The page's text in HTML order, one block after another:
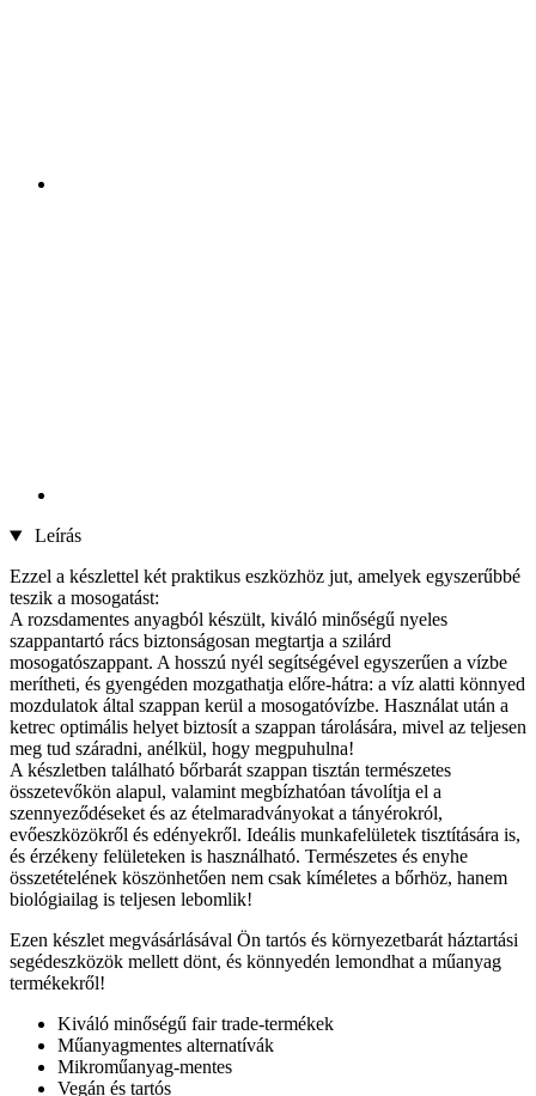
Leírás
Ezzel a készlettel két praktikus eszközhöz jut, amelyek egyszerűbbé
teszik a mosogatást:
A rozsdamentes anyagból készült, kiváló minőségű nyeles
szappantartó rács biztonságosan megtartja a szilárd
mosogatószappant. A hosszú nyél segítségével egyszerűen a vízbe
merítheti, és gyengéden mozgathatja előre-hátra: a víz alatti könnyed
mozdulatok által szappan kerül a mosogatóvízbe. Használat után a
ketrec optimális helyet biztosít a szappan tárolására, mivel az teljesen
meg tud száradni, anélkül, hogy megpuhulna!
A készletben található bőrbarát szappan tisztán természetes
összetevőkön alapul, valamint megbízhatóan távolítja el a
szennyeződéseket és az ételmaradványokat a tányérokról,
evőeszközökről és edényekről. Ideális munkafelületek tisztítására is,
és érzékeny felületeken is használható. Természetes és enyhe
összetételének köszönhetően nem csak kíméletes a bőrhöz, hanem
biológiailag is teljesen lebomlik!
Ezen készlet megvásárlásával Ön tartós és környezetbarát háztartási
segédeszközök mellett dönt, és könnyedén lemondhat a műanyag
termékekről!
Kiváló minőségű fair trade-termékek
Műanyagmentes alternatívák
Mikroműanyag-mentes
Vegán és tartós